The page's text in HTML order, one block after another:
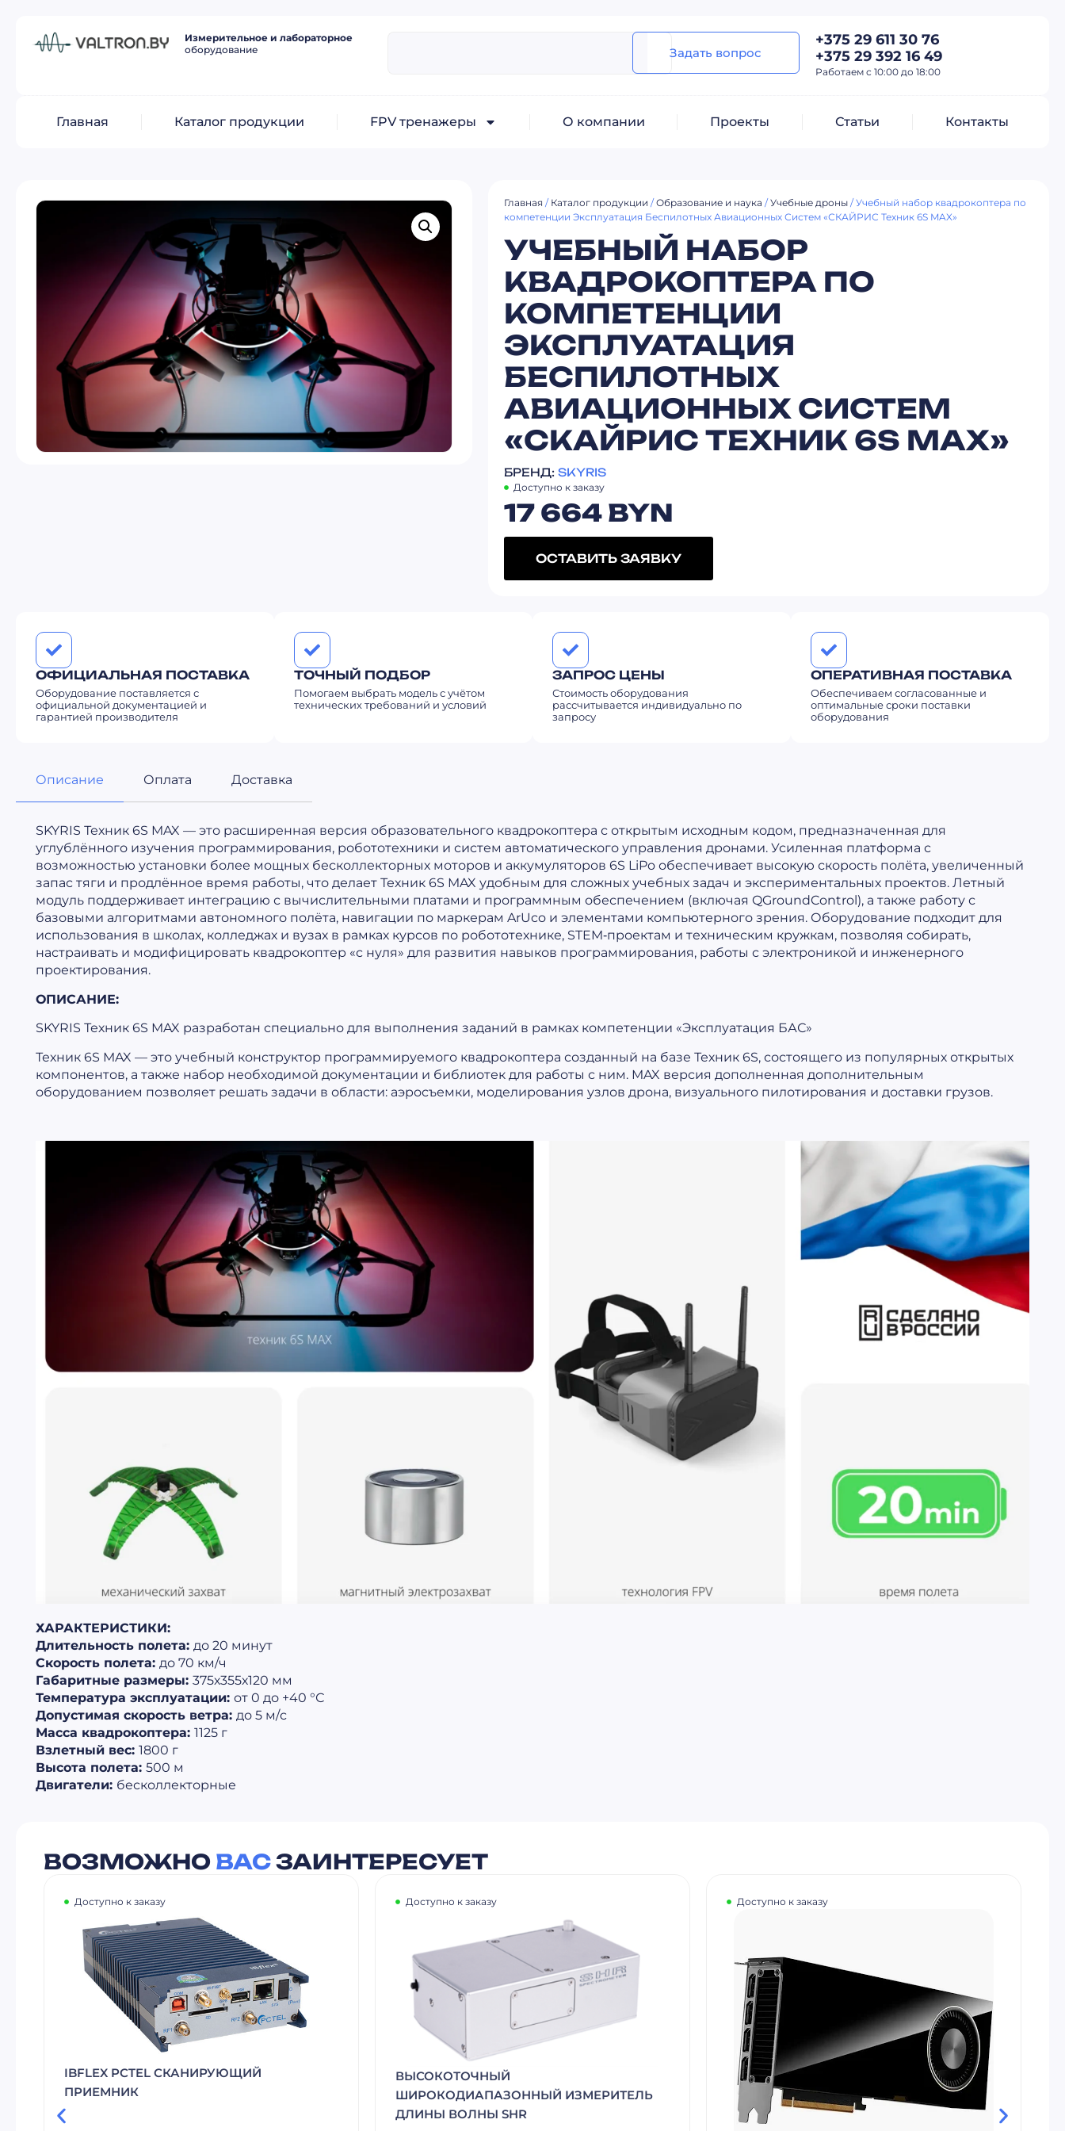
Измерительное и лабораторное
оборудование
Задать вопрос
+375 29 611 30 76
+375 29 392 16 49
Работаем с 10:00 до 18:00
Главная Каталог продукции FPV тренажеры О компании Проекты Статьи Контакты
Главная / Каталог продукции /Образование и наука /Учебные дроны/ Учебный набор квадрокоптера по
компетенции Эксплуатация Беспилотных Авиационных Систем «СКАЙРИС Техник 6S MAX»
УЧЕБНЫЙ НАБОР
КВАДРОКОПТЕРА ПО
КОМПЕТЕНЦИИ
ЭКСПЛУАТАЦИЯ
БЕСПИЛОТНЫХ
АВИАЦИОННЫХ СИСТЕМ
«СКАЙРИС ТЕХНИК 6S MAX»
БРЕНД: SKYRIS
Доступно к заказу
17 664 BYN
ОСТАВИТЬ ЗАЯВКУ
ОФИЦИАЛЬНАЯ ПОСТАВКА
Оборудование поставляется с
официальной документацией и
гарантией производителя
ТОЧНЫЙ ПОДБОР
Помогаем выбрать модель с учётом
технических требований и условий
ЗАПРОС ЦЕНЫ
Стоимость оборудования
рассчитывается индивидуально по
запросу
ОПЕРАТИВНАЯ ПОСТАВКА
Обеспечиваем согласованные и
оптимальные сроки поставки
оборудования
Описание Оплата Доставка
SKYRIS Техник 6S MAX — это расширенная версия образовательного квадрокоптера с открытым исходным кодом, предназначенная для
углублённого изучения программирования, робототехники и систем автоматического управления дронами. Усиленная платформа с
возможностью установки более мощных бесколлекторных моторов и аккумуляторов 6S LiPo обеспечивает высокую скорость полёта, увеличенный
запас тяги и продлённое время работы, что делает Техник 6S MAX удобным для сложных учебных задач и экспериментальных проектов. Летный
модуль поддерживает интеграцию с вычислительными платами и программным обеспечением (включая QGroundControl), а также работу с
базовыми алгоритмами автономного полёта, навигации по маркерам ArUco и элементами компьютерного зрения. Оборудование подходит для
использования в школах, колледжах и вузах в рамках курсов по робототехнике, STEM‑проектам и техническим кружкам, позволяя собирать,
настраивать и модифицировать квадрокоптер «с нуля» для развития навыков программирования, работы с электроникой и инженерного
проектирования.
ОПИСАНИЕ:
SKYRIS Техник 6S MAX разработан специально для выполнения заданий в рамках компетенции «Эксплуатация БАС»
Техник 6S MAX — это учебный конструктор программируемого квадрокоптера созданный на базе Техник 6S, состоящего из популярных открытых
компонентов, а также набор необходимой документации и библиотек для работы с ним. MAX версия дополненная дополнительным
оборудованием позволяет решать задачи в области: аэросъемки, моделирования узлов дрона, визуального пилотирования и доставки грузов.
ХАРАКТЕРИСТИКИ:
Длительность полета: до 20 минут
Скорость полета: до 70 км/ч
Габаритные размеры: 375х355х120 мм
Температура эксплуатации: от 0 до +40 °С
Допустимая скорость ветра: до 5 м/с
Масса квадрокоптера: 1125 г
Взлетный вес: 1800 г
Высота полета: 500 м
Двигатели: бесколлекторные
ВОЗМОЖНО ВАСЗАИНТЕРЕСУЕТ
Доступно к заказу
ВЫСОКОТОЧНЫЙ
ШИРОКОДИАПАЗОННЫЙ ИЗМЕРИТЕЛЬ
ДЛИНЫ ВОЛНЫ SHR
Доступно к заказу Доступно к заказу
G800GE-02 OSFP800 & QSFP-DD800 800GE
BERT, FEC, L2 TEST SYSTEMS